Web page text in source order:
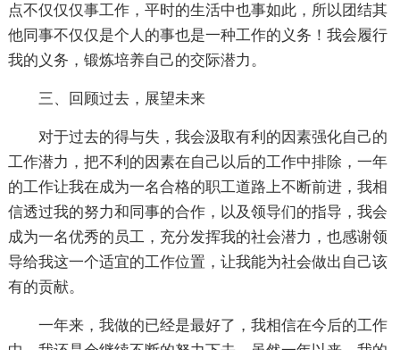
点不仅仅仅事工作，平时的生活中也事如此，所以团结其
他同事不仅仅是个人的事也是一种工作的义务！我会履行
我的义务，锻炼培养自己的交际潜力。
三、回顾过去，展望未来
对于过去的得与失，我会汲取有利的因素强化自己的
工作潜力，把不利的因素在自己以后的工作中排除，一年
的工作让我在成为一名合格的职工道路上不断前进，我相
信透过我的努力和同事的合作，以及领导们的指导，我会
成为一名优秀的员工，充分发挥我的社会潜力，也感谢领
导给我这一个适宜的工作位置，让我能为社会做出自己该
有的贡献。
一年来，我做的已经是最好了，我相信在今后的工作